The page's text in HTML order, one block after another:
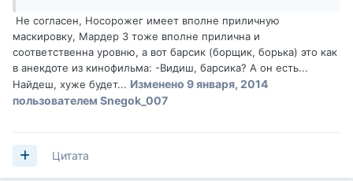
Не согласен, Носорожег имеет вполне приличную
маскировку, Мардер 3 тоже вполне прилична и
соответственна уровню, а вот барсик (борщик, борька) это как
в анекдоте из кинофильма: -Видиш, барсика? А он есть...
Найдеш, хуже будет... Изменено 9 января, 2014
пользователем Snegok_007
Цитата